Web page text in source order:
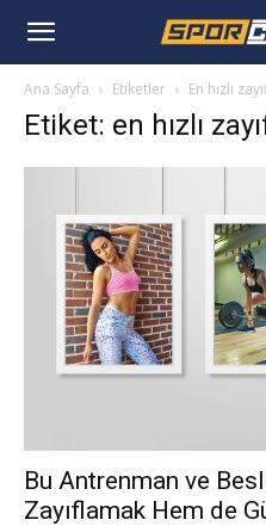
Ana Sayfa Etiketler En hızlı
Etiket: en hızlı
Bu Antrenman ve
Zayıflamak Hem de